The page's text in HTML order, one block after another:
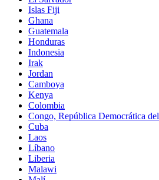
Islas Fiji
Ghana
Guatemala
Honduras
Indonesia
Irak
Jordan
Camboya
Kenya
Colombia
Congo, República Democrática del
Cuba
Laos
Líbano
Liberia
Malawi